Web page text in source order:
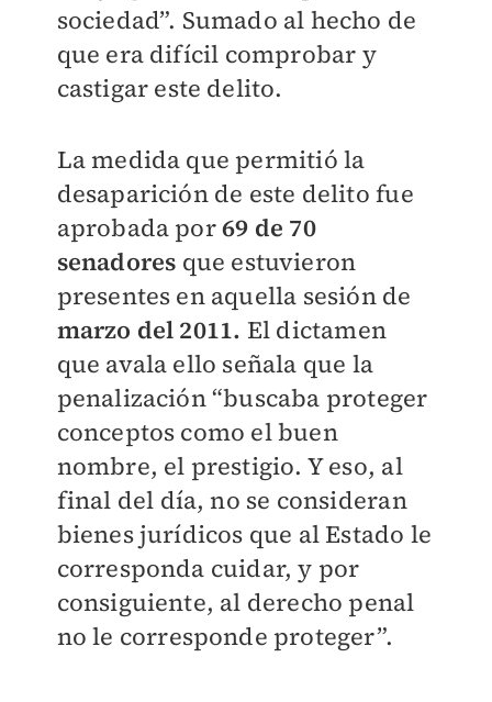
sociedad”. Sumado al hecho de
que era difícil comprobar y
castigar este delito.
La medida que permitió la
desaparición de este delito fue
aprobada por69 de 70
senadores que estuvieron
presentes en aquella sesión de
marzo del 2011. El dictamen
que avala ello señala que la
penalización “buscaba proteger
conceptos como el buen
nombre, el prestigio. Y eso, al
final del día, no se consideran
bienes jurídicos que al Estado le
corresponda cuidar, y por
consiguiente, al derecho penal
no le corresponde proteger”.